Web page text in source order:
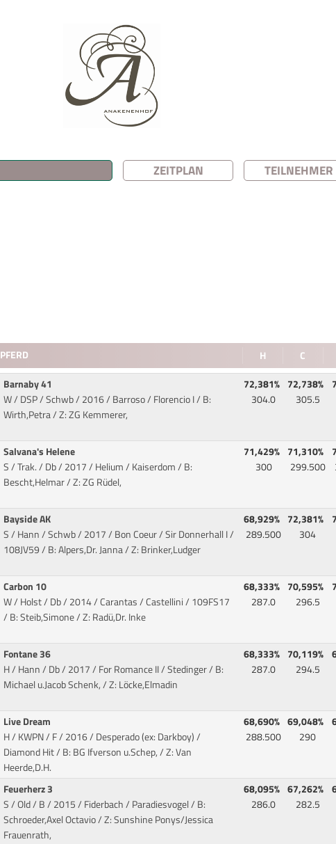
ZEITPLAN TEILNEHMER
PFERD H
C
Barnaby 41
W / DSP / Schwb / 2016 / Barroso / Florencio I/ B:
Wirth,Petra / Z: ZG Kemmerer,
72,381%
304.0
72,738%
305.5
Salvana's Helene
S / Trak. / Db / 2017 / Helium / Kaiserdom/ B:
Bescht,Helmar / Z: ZG Rüdel,
71,429%
300
71,310%
299.500
Bayside AK
S / Hann / Schwb / 2017 / Bon Coeur / Sir Donnerhall I/
108JV59 / B: Alpers,Dr. Janna / Z: Brinker,Ludger
68,929%
289.500
72,381%
304
Carbon 10
W / Holst / Db / 2014 / Carantas / Castellini/ 109FS17
/ B: Steib,Simone / Z: Radü,Dr. Inke
68,333%
287.0
70,595%
296.5
Fontane 36
H / Hann / Db / 2017 / For Romance II / Stedinger/ B:
Michael u.Jacob Schenk, / Z: Löcke,Elmadin
68,333%
287.0
70,119%
294.5
Live Dream
H / KWPN / F / 2016 / Desperado (ex: Darkboy) /
Diamond Hit/ B: BG Ifverson u.Schep, / Z: Van
Heerde,D.H.
68,690%
288.500
69,048%
290
Feuerherz 3
S / Old / B / 2015 / Fiderbach / Paradiesvogel/ B:
Schroeder,Axel Octavio / Z: Sunshine Ponys/Jessica
Frauenrath,
68,095%
286.0
67,262%
282.5